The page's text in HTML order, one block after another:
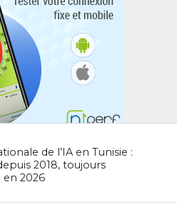
de l’IA en Tunisie :
2018, toujours
2026